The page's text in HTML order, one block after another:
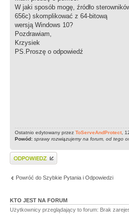
W jaki sposób mogę, źródło
656c) skomplikować z 64-bitową
wersją Windows 10?
Pozdrawiam,
Krzysiek
PS.Proszę o odpowiedź
Ostatnio edytowany przez ToServeAndProtect ,
Powód: sprawy rozwiązujemy na forum, od tego
Wyślij odpowiedź
Powróć do Szybkie Pytania i Odpowiedzi
KTO JEST NA FORUM
Użytkownicy przeglądający to forum: Brak